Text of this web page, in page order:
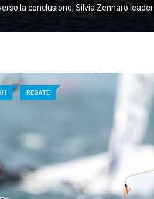
verso la conclusione, Silvia Zennaro leader
REGATE